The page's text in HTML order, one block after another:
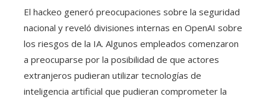
El hackeo generó preocupaciones sobre la seguridad
nacional y reveló divisiones internas en OpenAI sobre
los riesgos de la IA. Algunos empleados comenzaron
a preocuparse por la posibilidad de que actores
extranjeros pudieran utilizar tecnologías de
inteligencia artificial que pudieran comprometer la